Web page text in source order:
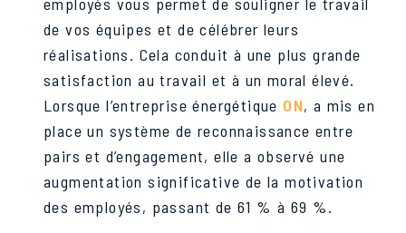
employés vous permet de souligner le travail
de vos équipes et de célébrer leurs
réalisations. Cela conduit à une plus grande
satisfaction au travail et à un moral élevé.
Lorsque l’entreprise énergétique ON, a mis en
place un système de reconnaissance entre
pairs et d’engagement, elle a observé une
augmentation significative de la motivation
des employés, passant de 61 % à 69 %.